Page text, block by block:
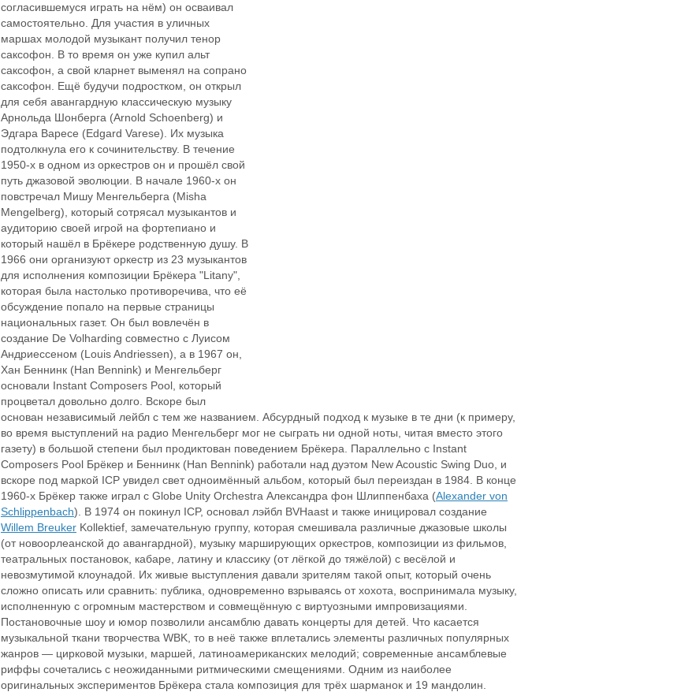
согласившемуся играть на нём) он осваивал
самостоятельно. Для участия в уличных
маршах молодой музыкант получил тенор
саксофон. В то время он уже купил альт
саксофон, а свой кларнет выменял на сопрано
саксофон. Ещё будучи подростком, он открыл
для себя авангардную классическую музыку
Арнольда Шонберга (Arnold Schoenberg) и
Эдгара Варесе (Edgard Varеse). Их музыка
подтолкнула его к сочинительству. В течение
1950-х в одном из оркестров он и прошёл свой
путь джазовой эволюции. В начале 1960-х он
повстречал Мишу Менгельберга (Misha
Mengelberg), который сотрясал музыкантов и
аудиторию своей игрой на фортепиано и
который нашёл в Брёкере родственную душу. В
1966 они организуют оркестр из 23 музыкантов
для исполнения композиции Брёкера "Litany",
которая была настолько противоречива, что её
обсуждение попало на первые страницы
национальных газет. Он был вовлечён в
создание De Volharding совместно с Луисом
Андриессеном (Louis Andriessen), а в 1967 он,
Хан Беннинк (Han Bennink) и Менгельберг
основали Instant Composers Pool, который
процветал довольно долго. Вскоре был
основан независимый лейбл с тем же названием. Абсурдный подход к музыке в те дни (к примеру,
во время выступлений на радио Менгельберг мог не сыграть ни одной ноты, читая вместо этого
газету) в большой степени был продиктован поведением Брёкера. Параллельно с Instant
Composers Pool Брёкер и Беннинк (Han Bennink) работали над дуэтом New Acoustic Swing Duo, и
вскоре под маркой ICP увидел свет одноимённый альбом, который был переиздан в 1984. В конце
1960-х Брёкер также играл с Globe Unity Orchestra Александра фон Шлиппенбаха (Alexander von
Schlippenbach). В 1974 он покинул ICP, основал лэйбл BVHaast и также иницировал создание
Willem Breuker Kollektief, замечательную группу, которая смешивала различные джазовые школы
(от новоорлеанской до авангардной), музыку марширующих оркестров, композиции из фильмов,
театральных постановок, кабаре, латину и классику (от лёгкой до тяжёлой) с весёлой и
невозмутимой клоунадой. Их живые выступления давали зрителям такой опыт, который очень
сложно описать или сравнить: публика, одновременно взрываясь от хохота, воспринимала музыку,
исполненную с огромным мастерством и совмещённую с виртуозными импровизациями.
Постановочные шоу и юмор позволили ансамблю давать концерты для детей. Что касается
музыкальной ткани творчества WBK, то в неё также вплетались элементы различных популярных
жанров — цирковой музыки, маршей, латиноамериканских мелодий; современные ансамблевые
риффы сочетались с неожиданными ритмическими смещениями. Одним из наиболее
оригинальных экспериментов Брёкера стала композиция для трёх шарманок и 19 мандолин.